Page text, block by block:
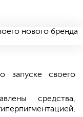
запуске своего
средства,